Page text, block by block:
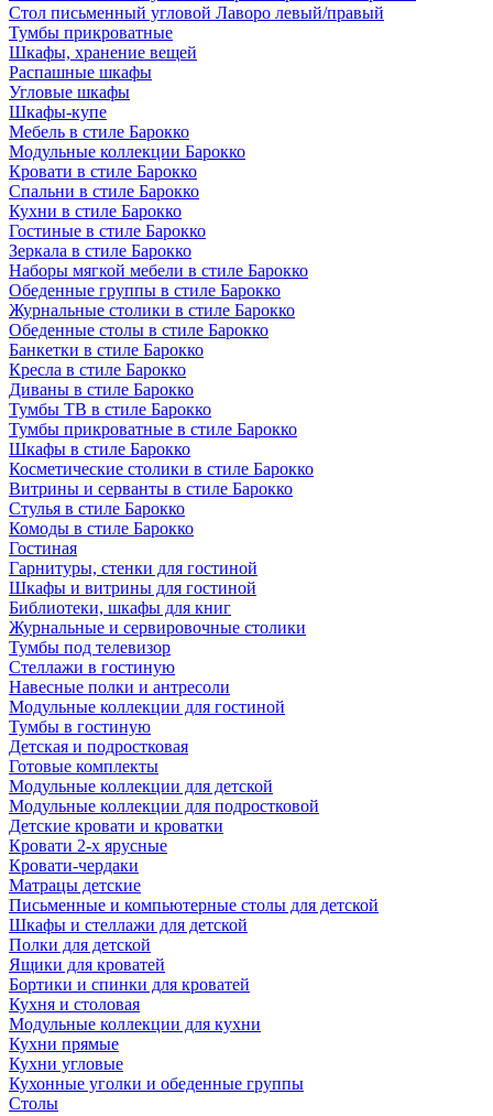
Стол письменный угловой Лаворо левый/правый
Тумбы прикроватные
Шкафы, хранение вещей
Распашные шкафы
Угловые шкафы
Шкафы-купе
Мебель в стиле Барокко
Модульные коллекции Барокко
Кровати в стиле Барокко
Спальни в стиле Барокко
Кухни в стиле Барокко
Гостиные в стиле Барокко
Зеркала в стиле Барокко
Наборы мягкой мебели в стиле Барокко
Обеденные группы в стиле Барокко
Журнальные столики в стиле Барокко
Обеденные столы в стиле Барокко
Банкетки в стиле Барокко
Кресла в стиле Барокко
Диваны в стиле Барокко
Тумбы ТВ в стиле Барокко
Тумбы прикроватные в стиле Барокко
Шкафы в стиле Барокко
Косметические столики в стиле Барокко
Витрины и серванты в стиле Барокко
Стулья в стиле Барокко
Комоды в стиле Барокко
Гостиная
Гарнитуры, стенки для гостиной
Шкафы и витрины для гостиной
Библиотеки, шкафы для книг
Журнальные и сервировочные столики
Тумбы под телевизор
Стеллажи в гостиную
Навесные полки и антресоли
Модульные коллекции для гостиной
Тумбы в гостиную
Детская и подростковая
Готовые комплекты
Модульные коллекции для детской
Модульные коллекции для подростковой
Детские кровати и кроватки
Кровати 2-х ярусные
Кровати-чердаки
Матрацы детские
Письменные и компьютерные столы для детской
Шкафы и стеллажи для детской
Полки для детской
Ящики для кроватей
Бортики и спинки для кроватей
Кухня и столовая
Модульные коллекции для кухни
Кухни прямые
Кухни угловые
Кухонные уголки и обеденные группы
Столы